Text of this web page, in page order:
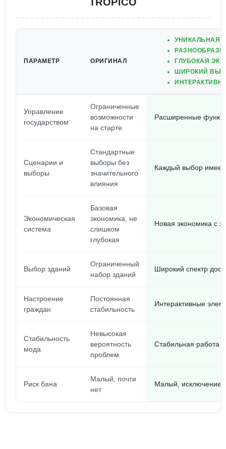
ПАРАМЕТР ОРИГИНАЛ
УНИКАЛЬНАЯ
ГЛУБОКАЯ
ШИРОКИЙ
Управление
государством
Ограниченные
возможности
на старте
Расширенные
Сценарии и
выборы
Стандартные
выборы без
значительного
влияния
Каждый выбор имеет
Экономическая
система
Базовая
экономика, не
слишком
глубокая
Новая экономика с
Выбор зданий
Ограниченный
набор зданий
Широкий спектр
Настроение
граждан
Постоянная
стабильность
Интерактивные
Стабильность
мода
Невысокая
вероятность
проблем
Стабильная работа
Риск бана
Малый, почти
нет
Малый, исключение